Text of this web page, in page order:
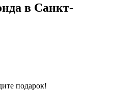
в Санкт-
подарок!